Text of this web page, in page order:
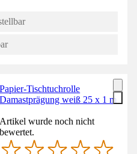
Papier-Tischtuchrolle
Damastprägung weiß 25 x 1 m
Artikel wurde noch nicht
bewertet.